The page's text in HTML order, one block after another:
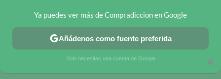
CHOLLOS TELEGRAM OFERTAS EN MÓVILES OFERTAS EN
×
Ya puedes ver más de Compradiccion en Google
Añádenos como fuente preferida
Solo necesitas una cuenta de Google